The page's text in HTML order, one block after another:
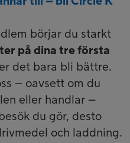
börjar du starkt
på dina tre första
det bara bli bättre.
– oavsett om du
eller handlar –
du gör, desto
och laddning.